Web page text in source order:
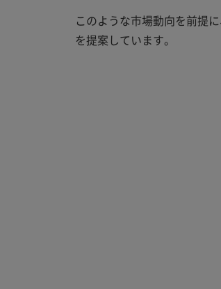
このような市場動向を前提
を提案しています。